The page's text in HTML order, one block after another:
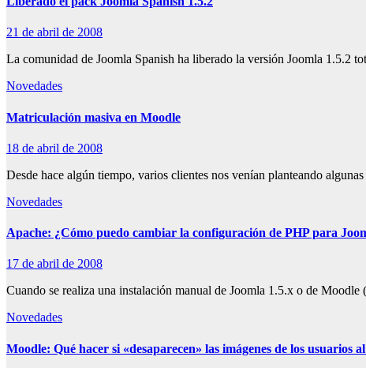
21 de abril de 2008
La comunidad de Joomla Spanish ha liberado la versión Joomla 1.5.2
Novedades
Matriculación masiva en Moodle
18 de abril de 2008
Desde hace algún tiempo, varios clientes nos venían planteando
Novedades
Apache: ¿Cómo puedo cambiar la configuración de PHP para
17 de abril de 2008
Cuando se realiza una instalación manual de Joomla 1.5.x o de
Novedades
Moodle: Qué hacer si «desaparecen» las imágenes de los usuarios